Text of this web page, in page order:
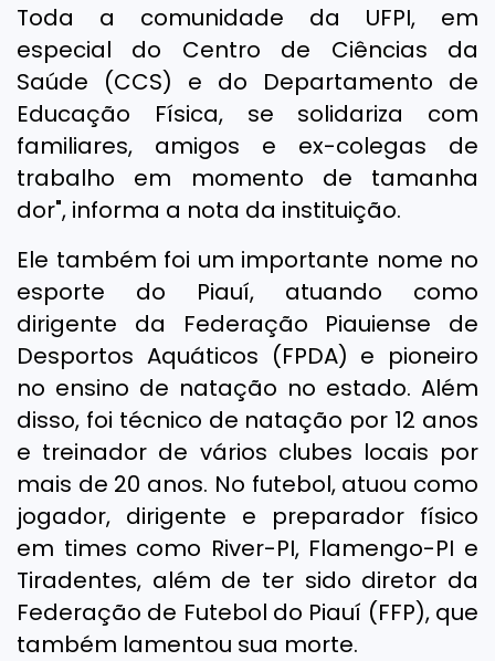
Toda a comunidade da UFPI, em
especial do Centro de Ciências da
Saúde (CCS) e do Departamento de
Educação Física, se solidariza com
familiares, amigos e ex-colegas de
trabalho em momento de tamanha
dor", informa a nota da instituição.
Ele também foi um importante nome no
esporte do Piauí, atuando como
dirigente da Federação Piauiense de
Desportos Aquáticos (FPDA) e pioneiro
no ensino de natação no estado. Além
disso, foi técnico de natação por 12 anos
e treinador de vários clubes locais por
mais de 20 anos. No futebol, atuou como
jogador, dirigente e preparador físico
em times como River-PI, Flamengo-PI e
Tiradentes, além de ter sido diretor da
Federação de Futebol do Piauí (FFP), que
também lamentou sua morte.